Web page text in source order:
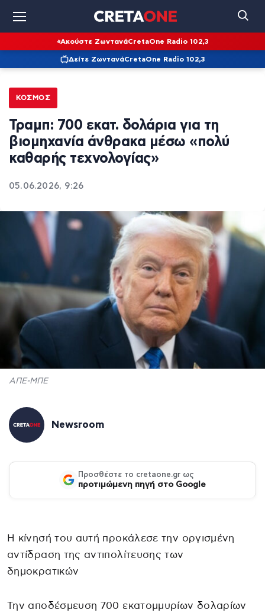
Ακούστε ΖωντανάCretaOne Radio 102,3
Δείτε ΖωντανάCretaOne Radio 102,3
ΚΌΣΜΟΣ
Τραμπ: 700 εκατ. δολάρια για τη
βιομηχανία άνθρακα μέσω «πολύ
καθαρής τεχνολογίας»
05.06.2026, 9:26
ΑΠΕ-ΜΠΕ
Newsroom
Προσθέστε το cretaone.gr ως
προτιμώμενη πηγή στο Google
Η κίνησή του αυτή προκάλεσε την οργισμένη
αντίδραση της αντιπολίτευσης των
δημοκρατικών
Την αποδέσμευση 700 εκατομμυρίων δολαρίων